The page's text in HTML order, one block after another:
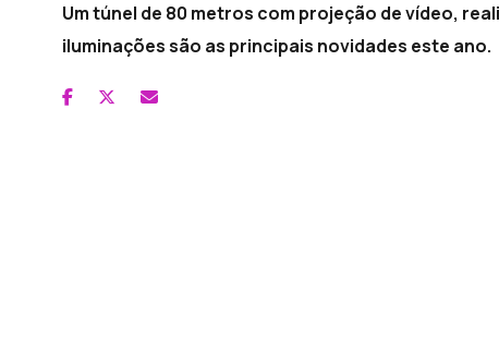
Um túnel de 80 metros com projeção de vídeo,
iluminações são as principais novidades este ano.